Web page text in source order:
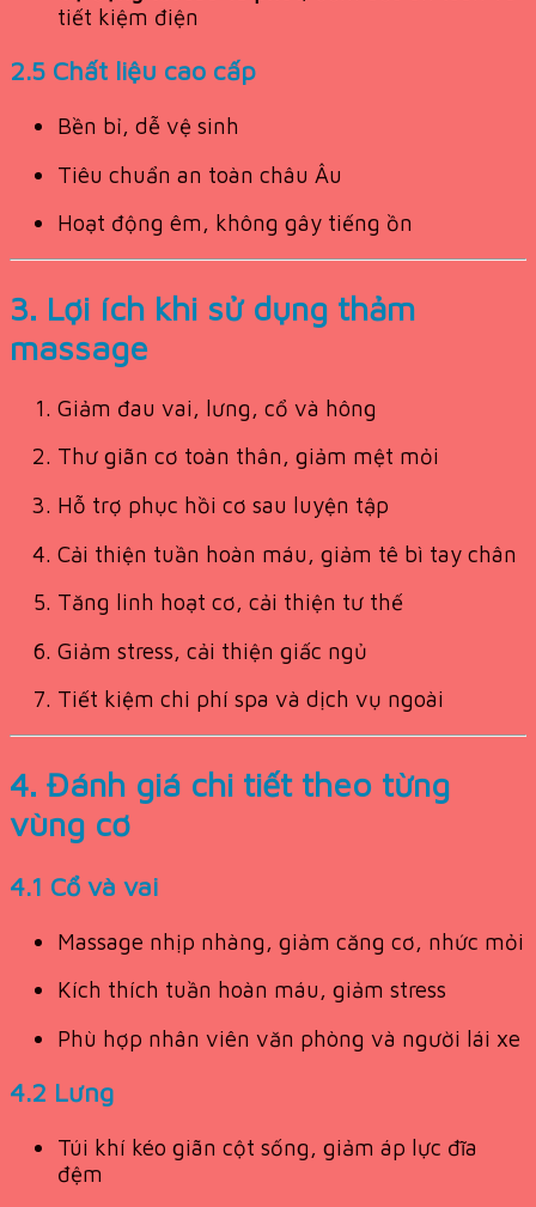
tiết kiệm điện
2.5 Chất liệu cao cấp
Bền bỉ, dễ vệ sinh
Tiêu chuẩn an toàn châu Âu
Hoạt động êm, không gây tiếng ồn
3. Lợi ích khi sử dụng thảm
massage
Giảm đau vai, lưng, cổ và hông
Thư giãn cơ toàn thân, giảm mệt mỏi
Hỗ trợ phục hồi cơ sau luyện tập
Cải thiện tuần hoàn máu, giảm tê bì tay chân
Tăng linh hoạt cơ, cải thiện tư thế
Giảm stress, cải thiện giấc ngủ
Tiết kiệm chi phí spa và dịch vụ ngoài
4. Đánh giá chi tiết theo từng
vùng cơ
4.1 Cổ và vai
Massage nhịp nhàng, giảm căng cơ, nhức mỏi
Kích thích tuần hoàn máu, giảm stress
Phù hợp nhân viên văn phòng và người lái xe
4.2 Lưng
Túi khí kéo giãn cột sống, giảm áp lực đĩa
đệm